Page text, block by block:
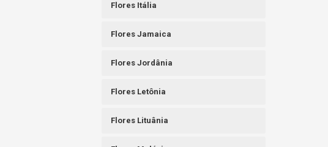
Flores Itália
Flores Jamaica
Flores Jordânia
Flores Letônia
Flores Lituânia